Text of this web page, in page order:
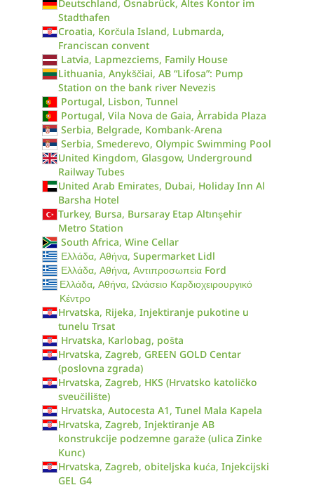
Deutschland, Osnabrück, Altes Kontor im
Stadthafen
Croatia, Korčula Island, Lubmarda,
Franciscan convent
Latvia, Lapmezciems, Family House
Lithuania, Anykščiai, AB “Lifosa”: Pump
Station on the bank river Nevezis
Portugal, Lisbon, Tunnel
Portugal, Vila Nova de Gaia, Àrrabida Plaza
Serbia, Belgrade, Kombank-Arena
Serbia, Smederevo, Olympic Swimming Pool
United Kingdom, Glasgow, Underground
Railway Tubes
United Arab Emirates, Dubai, Holiday Inn Al
Barsha Hotel
Turkey, Bursa, Bursaray Etap Altınşehir
Metro Station
South Africa, Wine Cellar
Ελλάδα, Αθήνα, Supermarket Lidl
Ελλάδα, Αθήνα, Αντιπροσωπεία Ford
Ελλάδα, Αθήνα, Ωνάσειο Καρδιοχειρουργικό
Κέντρο
Hrvatska, Rijeka, Injektiranje pukotine u
tunelu Trsat
Hrvatska, Karlobag, pošta
Hrvatska, Zagreb, GREEN GOLD Centar
(poslovna zgrada)
Hrvatska, Zagreb, HKS (Hrvatsko katoličko
sveučilište)
Hrvatska, Autocesta A1, Tunel Mala Kapela
Hrvatska, Zagreb, Injektiranje AB
konstrukcije podzemne garaže (ulica Zinke
Kunc)
Hrvatska, Zagreb, obiteljska kuća, Injekcijski
GEL G4